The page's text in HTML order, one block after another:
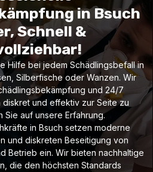
in Bsuch
Schnell &
Hilfe bei jedem Schädlingsbefall in
Silberfische oder Wanzen. Wir
und 24/7
diskret und effektiv zur Seite zu
Sie auf unsere Erfahrung.
in Bsuch setzen moderne
und diskreten Beseitigung von
Betrieb ein. Wir bieten nachhaltige
die den höchsten Standards